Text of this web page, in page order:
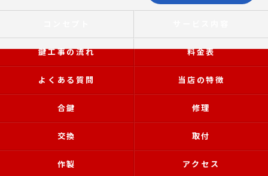
鍵工事の流れ 料金表
よくある質問 当店の特徴
合鍵 修理
交換 取付
作製 アクセス